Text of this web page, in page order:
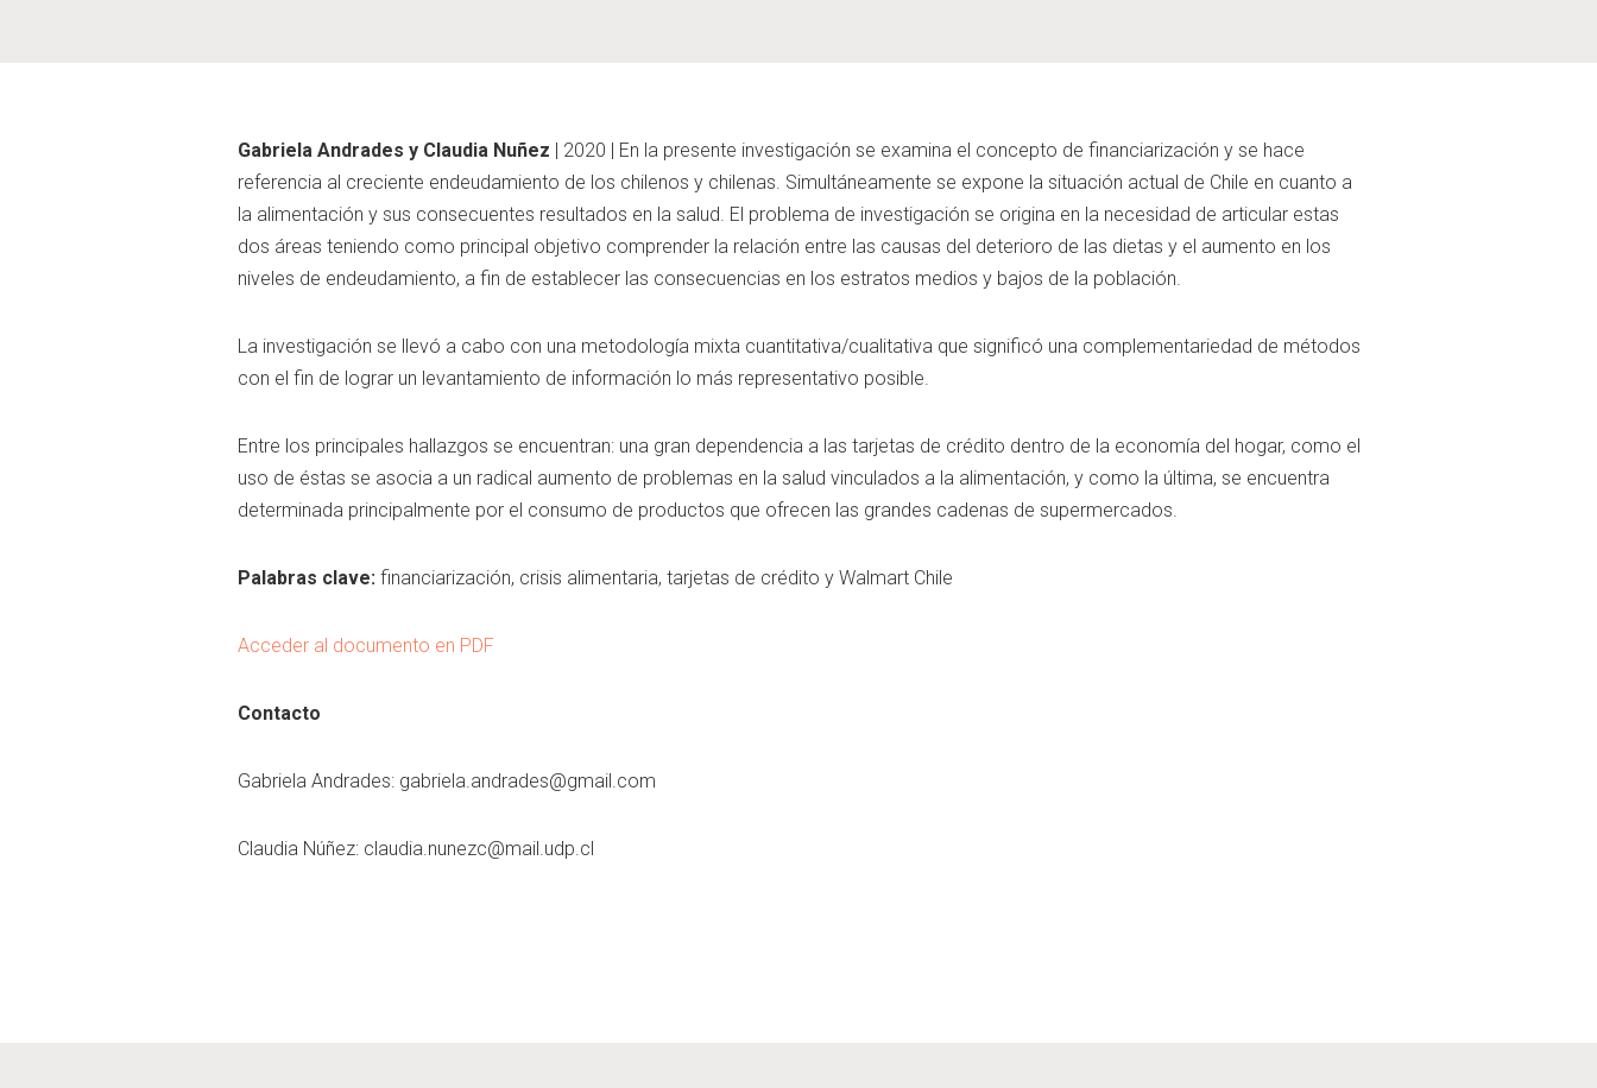
Gabriela Andrades y Claudia Nuñez | 2020 | En la presente investigación se examina el concepto de financiarización y se hace
referencia al creciente endeudamiento de los chilenos y chilenas. Simultáneamente se expone la situación actual de Chile en cuanto a
la alimentación y sus consecuentes resultados en la salud. El problema de investigación se origina en la necesidad de articular estas
dos áreas teniendo como principal objetivo comprender la relación entre las causas del deterioro de las dietas y el aumento en los
niveles de endeudamiento, a fin de establecer las consecuencias en los estratos medios y bajos de la población.
La investigación se llevó a cabo con una metodología mixta cuantitativa/cualitativa que significó una complementariedad de métodos
con el fin de lograr un levantamiento de información lo más representativo posible.
Entre los principales hallazgos se encuentran: una gran dependencia a las tarjetas de crédito dentro de la economía del hogar, como el
uso de éstas se asocia a un radical aumento de problemas en la salud vinculados a la alimentación, y como la última, se encuentra
determinada principalmente por el consumo de productos que ofrecen las grandes cadenas de supermercados.
Palabras clave:financiarización, crisis alimentaria, tarjetas de crédito y Walmart Chile
Acceder al documento en PDF
Contacto
Gabriela Andrades: gabriela.andrades@gmail.com
Claudia Núñez: claudia.nunezc@mail.udp.cl